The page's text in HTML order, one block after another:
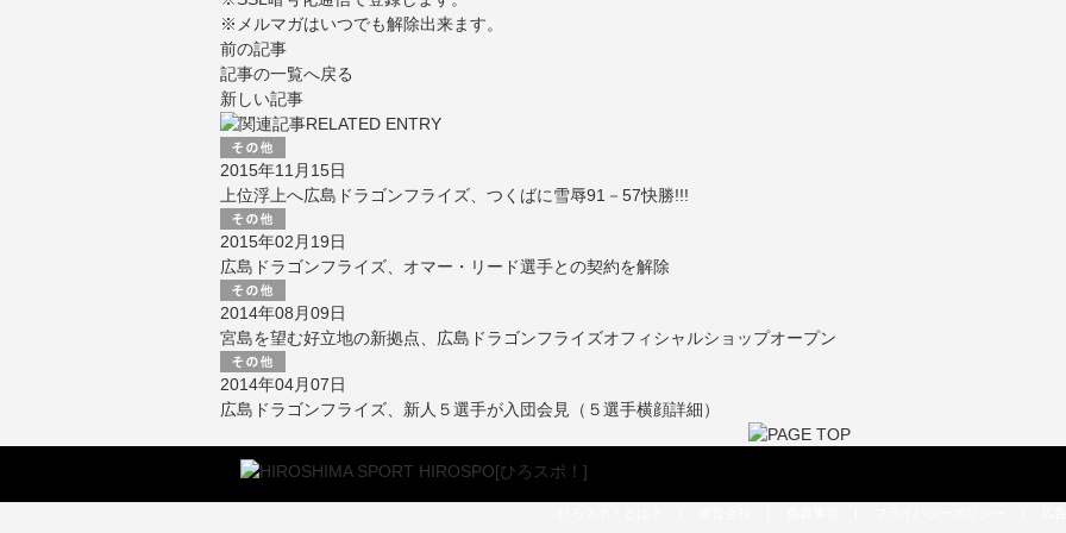
※メルマガはいつでも解除出来ます。
前の記事
記事の一覧へ戻る
新しい記事
2015年11月15日
上位浮上へ広島ドラゴンフライズ、つくばに雪辱91－57快勝!!!
2015年02月19日
広島ドラゴンフライズ、オマー・リード選手との契約を解除
2014年08月09日
宮島を望む好立地の新拠点、広島ドラゴンフライズオフィシャルショップオープン
2014年04月07日
広島ドラゴンフライズ、新人５選手が入団会見（５選手横顔詳細）